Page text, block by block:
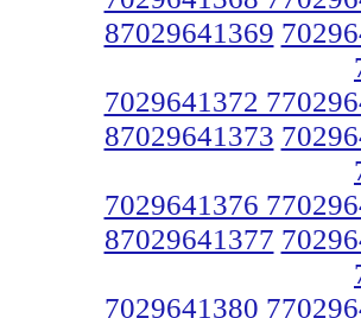
87029641369
7029641372
87029641373
7029641376
87029641377
7029641380